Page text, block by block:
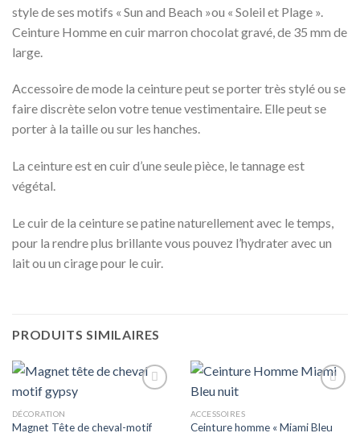
style de ses motifs « Sun and Beach »ou « Soleil et Plage ».
Ceinture Homme en cuir marron chocolat gravé, de 35 mm de
large.
Accessoire de mode la ceinture peut se porter très stylé ou se
faire discrète selon votre tenue vestimentaire. Elle peut se
porter à la taille ou sur les hanches.
La ceinture est en cuir d’une seule pièce, le tannage est
végétal.
Le cuir de la ceinture se patine naturellement avec le temps,
pour la rendre plus brillante vous pouvez l’hydrater avec un
lait ou un cirage pour le cuir.
PRODUITS SIMILAIRES
coups
de
DÉCORATION
Magnet Tête de cheval-motif
coups
de
ACCESSOIRES
Ceinture homme « Miami Bleu